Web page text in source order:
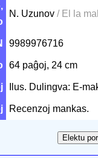
N. Uzunov / El la
9989976716
64 paĝoj, 24 cm
Ilus. Dulingva: E-
Recenzoj mankas.